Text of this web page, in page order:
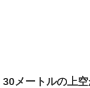
メートルの上